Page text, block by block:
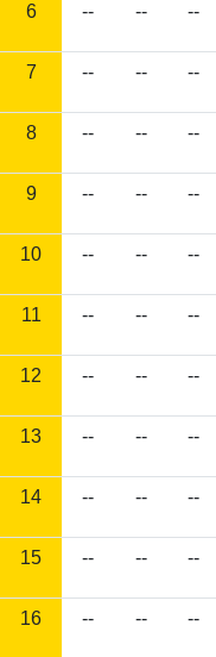
6 -- -- --
7 -- -- --
8 -- -- --
9 -- -- --
10 -- -- --
11 -- -- --
12 -- -- --
13 -- -- --
14 -- -- --
15 -- -- --
16 -- -- --